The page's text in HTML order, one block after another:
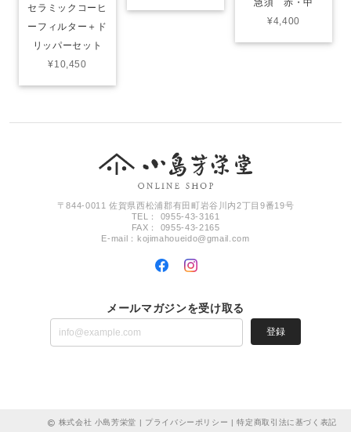
セラミックコーヒ
ーフィルター＋ド
リッパーセット
¥10,450
急須 赤・中
¥4,400
〒844-0011 佐賀県西松浦郡有田町岩谷川内2丁目9番19号
TEL： 0955-43-3161
FAX： 0955-43-2165
E-mail： kojimahoueido@gmail.com
メールマガジンを受け取る
登録
株式会社 小島芳栄堂 | プライバシーポリシー |特定商取引法に基づく表記